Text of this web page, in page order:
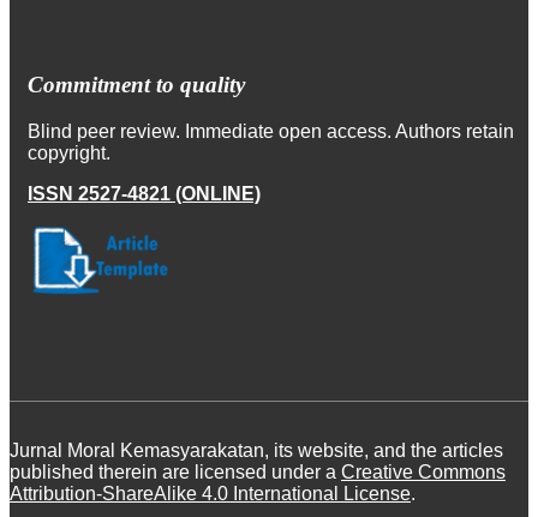
Commitment to quality
Blind peer review. Immediate open access. Authors retain
copyright.
ISSN 2527-4821 (ONLINE)
Jurnal Moral Kemasyarakatan, its website, and the articles
published therein are licensed under a Creative Commons
Attribution-ShareAlike 4.0 International License.